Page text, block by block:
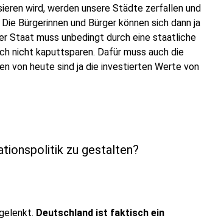
wird, werden unsere Städte zerfallen und
Bürgerinnen und Bürger können sich dann ja
Staat muss unbedingt durch eine staatliche
nicht kaputtsparen. Dafür muss auch die
von heute sind ja die investierten Werte von
zu gestalten?
Deutschland ist faktisch ein